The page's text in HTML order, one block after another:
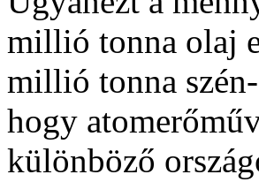
millió tonna olaj
millió tonna
hogy
különböző